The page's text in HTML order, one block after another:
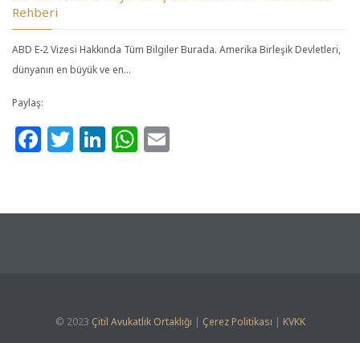
Rehberi
ABD E-2 Vizesi Hakkında Tüm Bilgiler Burada. Amerika Birleşik Devletleri,
dünyanın en büyük ve en…
Paylaş:
Facebook
Twitter
LinkedIn
WhatsApp
© 2023 Çitil Avukatlık Ortaklığı | Çerez Politikası | KVKK